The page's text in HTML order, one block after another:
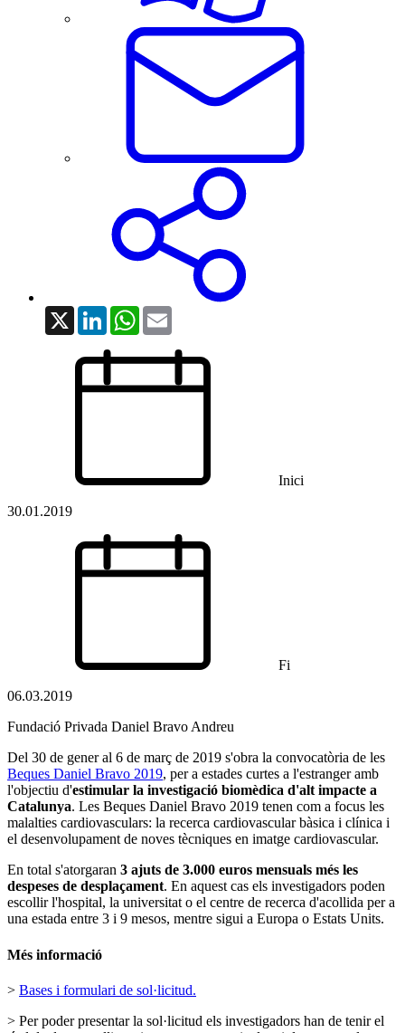
X LinkedInWhatsApp
Inici
30.01.2019
Fi
06.03.2019
Fundació Privada Daniel Bravo Andreu
Del 30 de gener al 6 de març de 2019 s'obra la convocatòria de les
Beques Daniel Bravo 2019, per a estades curtes a l'estranger amb
l'objectiu d'estimular la investigació biomèdica d'alt impacte a
Catalunya. Les Beques Daniel Bravo 2019 tenen com a focus les
malalties cardiovasculars: la recerca cardiovascular bàsica i clínica i
el desenvolupament de noves tècniques en imatge cardiovascular.
En total s'atorgaran 3 ajuts de 3.000 euros mensuals més les
despeses de desplaçament. En aquest cas els investigadors poden
escollir l'hospital, la universitat o el centre de recerca d'acollida per a
una estada entre 3 i 9 mesos, mentre sigui a Europa o Estats Units.
Més informació
> Bases i formulari de sol·licitud.
> Per poder presentar la sol·licitud els investigadors han de tenir el